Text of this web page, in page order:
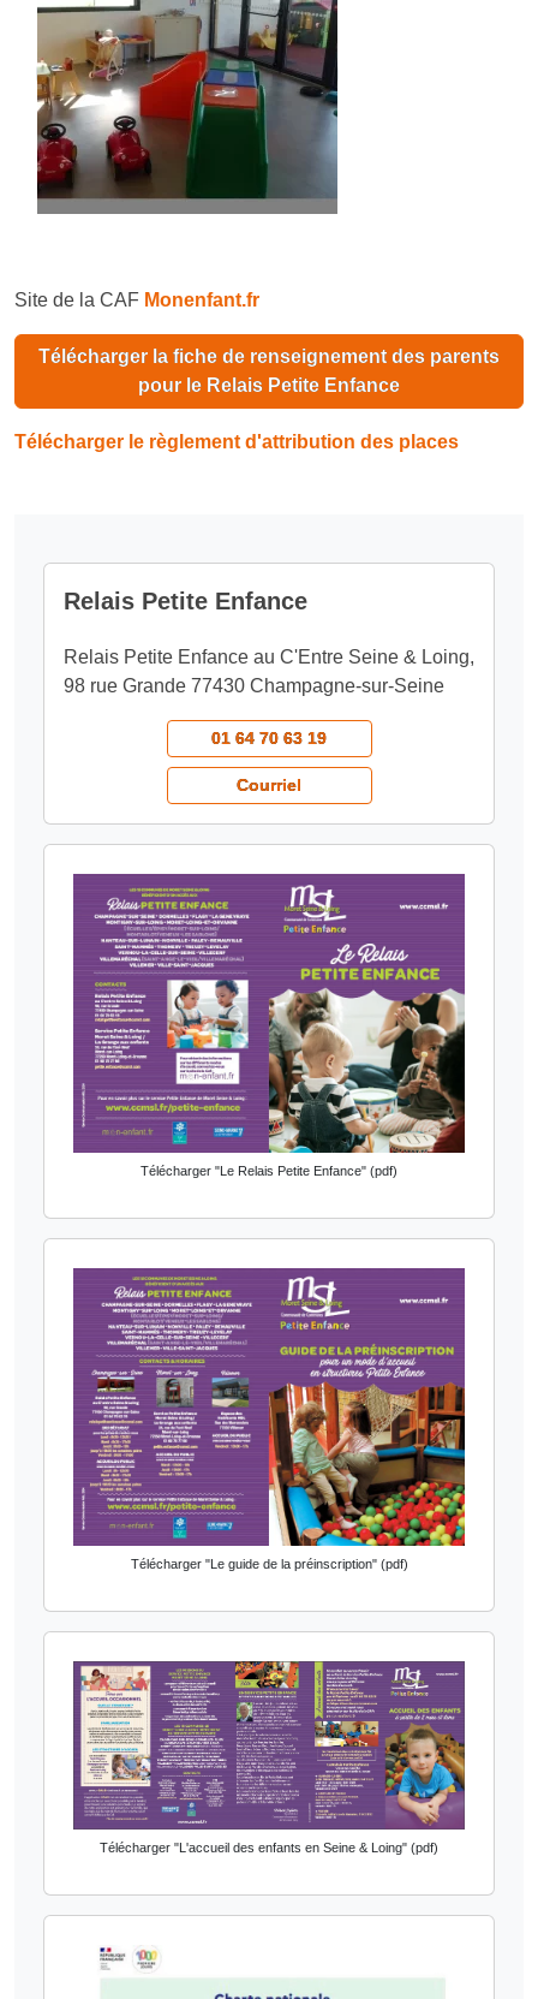
Relais Petite Enfance
Relais Petite Enfance au C'Entre Seine & Loing,
98 rue Grande 77430 Champagne-sur-Seine
01 64 70 63 19
Courriel
Télécharger "Le Relais Petite Enfance" (pdf)
Télécharger "Le guide de la préinscription" (pdf)
Télécharger "L'accueil des enfants en Seine & Loing" (pdf)
Site de la CAF Monenfant.fr
Télécharger la fiche de renseignement des parents
pour le Relais Petite Enfance
Télécharger le règlement d'attribution des places